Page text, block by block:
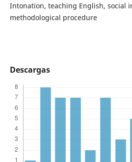
Intonation, teaching English, social
methodological procedure
Descargas